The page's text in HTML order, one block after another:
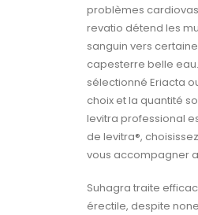
problèmes
revatio détend les
sanguin vers
capesterre belle
sélectionné Eriacta
choix et la quantité
levitra professional
de levitra®,
vous accompagner
Suhagra traite
érectile, despite